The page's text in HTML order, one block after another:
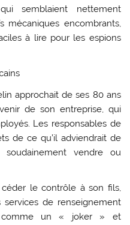
semblaient nettement
mécaniques encombrants,
à lire pour les espions
approchait de ses 80 ans
de son entreprise, qui
Les responsables de
de ce qu’il adviendrait de
soudainement vendre ou
le contrôle à son fils,
services de renseignement
comme un « joker » et